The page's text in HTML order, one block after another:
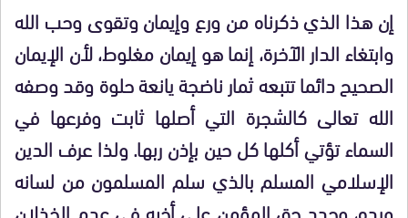
إن هذا الذي ذكرناه من ورع وإيمان وتقوى وحب الله
وابتغاء الدار الآخرة، إنما هو إيمان مغلوط، لأن الإيمان
الصحيح دائما تتبعه ثمار ناضجة يانعة حلوة وقد وصفه
الله تعالى كالشجرة التي أصلها ثابت وفرعها في
السماء تؤتي أكلها كل حين بإذن ربها. ولذا عرف الدين
الإسلامي المسلم بالذي سلم المسلمون من لسانه